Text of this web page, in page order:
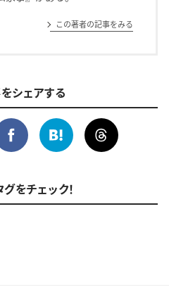
この著者の記事をみる
シェアする
をチェック！